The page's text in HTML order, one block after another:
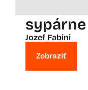
sypárne
Jozef Fabini
Zobraziť